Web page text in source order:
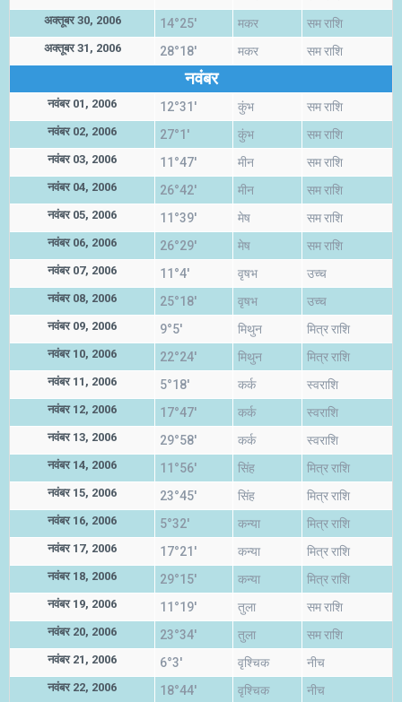
अक्तूबर 30, 2006 14°25' मकर सम राशि
अक्तूबर 31, 2006 28°18' मकर सम राशि
नवंबर
नवंबर 01, 2006 12°31' कुंभ सम राशि
नवंबर 02, 2006 27°1' कुंभ सम राशि
नवंबर 03, 2006 11°47' मीन सम राशि
नवंबर 04, 2006 26°42' मीन सम राशि
नवंबर 05, 2006 11°39' मेष सम राशि
नवंबर 06, 2006 26°29' मेष सम राशि
नवंबर 07, 2006 11°4' वृषभ उच्च
नवंबर 08, 2006 25°18' वृषभ उच्च
नवंबर 09, 2006 9°5' मिथुन मित्र राशि
नवंबर 10, 2006 22°24' मिथुन मित्र राशि
नवंबर 11, 2006 5°18' कर्क स्वराशि
नवंबर 12, 2006 17°47' कर्क स्वराशि
नवंबर 13, 2006 29°58' कर्क स्वराशि
नवंबर 14, 2006 11°56' सिंह मित्र राशि
नवंबर 15, 2006 23°45' सिंह मित्र राशि
नवंबर 16, 2006 5°32' कन्या मित्र राशि
नवंबर 17, 2006 17°21' कन्या मित्र राशि
नवंबर 18, 2006 29°15' कन्या मित्र राशि
नवंबर 19, 2006 11°19' तुला सम राशि
नवंबर 20, 2006 23°34' तुला सम राशि
नवंबर 21, 2006 6°3' वृश्चिक नीच
नवंबर 22, 2006 18°44' वृश्चिक नीच